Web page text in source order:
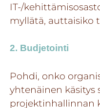
IT-/
myllätä, auttaisiko
2. Budjetointi
Pohdi, onko
yhtenäinen käsitys
projektinhallinnan